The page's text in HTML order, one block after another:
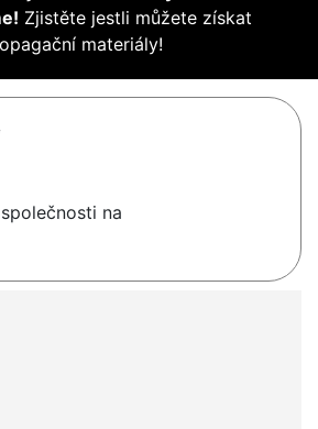
Zjistěte jestli můžete získat
materiály!
na